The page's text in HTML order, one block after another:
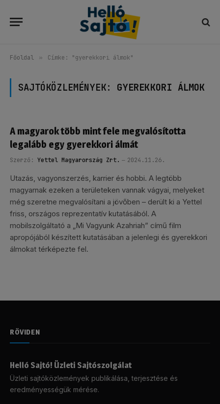
Főoldal » Címke: "gyerekkori álmok"
SAJTÓKÖZLEMÉNYEK: GYEREKKORI ÁLMOK
A magyarok több mint fele megvalósította
legalább egy gyerekkori álmát
Szerző: Yettel Magyarország Zrt. 2024.11.26.
Utazás, vagyonszerzés, karrier és hobbi. A legtöbb
magyarnak ezeken a területeken vannak vágyai, melyeket
még szeretne megvalósítani a jövőben – derült ki a Yettel
friss, országos reprezentatív kutatásából. A
mobilszolgáltató a „Mi Vagyunk Azahriah” című film
apropójából készített kutatásában a jelenlegi és gyerekkori
álmokat térképezte fel.
RÖVIDEN
Helló Sajtó! Üzleti Sajtószolgálat
Üzleti sajtóközlemények publikálása, terjesztése és
eredményességük mérése.